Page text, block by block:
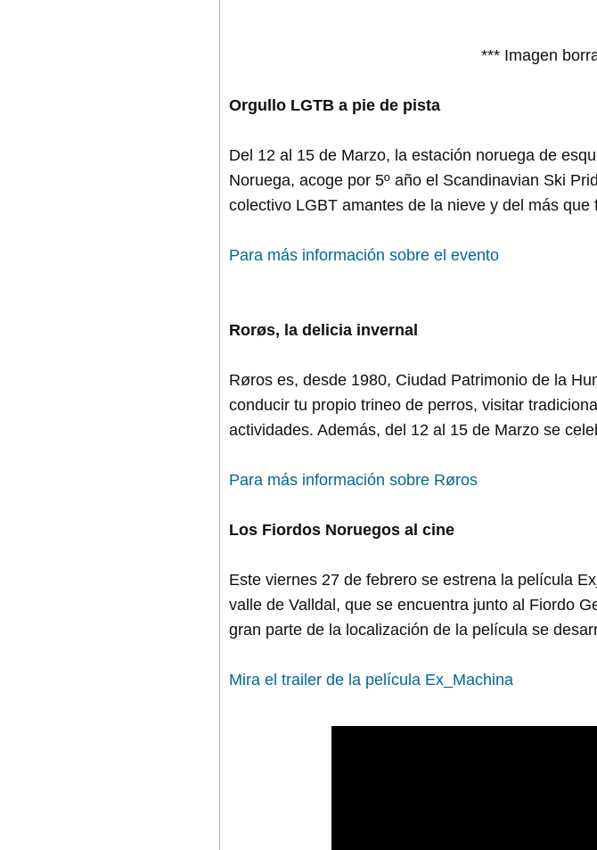
*** Imagen
Orgullo LGTB a pie de pista
Del 12 al 15 de Marzo, la estación noruega de
Noruega, acoge por 5º año el Scandinavian Ski
colectivo LGBT amantes de la nieve y del más que
Para más información sobre el evento
Rorøs, la delicia invernal
Røros es, desde 1980, Ciudad Patrimonio de la
conducir tu propio trineo de perros, visitar
actividades. Además, del 12 al 15 de Marzo se
Para más información sobre Røros
Los Fiordos Noruegos al cine
Este viernes 27 de febrero se estrena la película
valle de Valldal, que se encuentra junto al Fiordo
gran parte de la localización de la película se
Mira el trailer de la película Ex_Machina